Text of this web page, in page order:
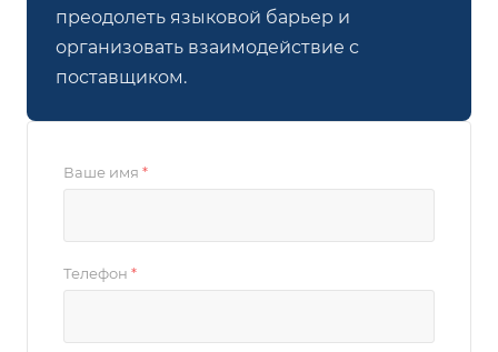
преодолеть языковой барьер и
организовать взаимодействие с
поставщиком.
Ваше имя *
Телефон *